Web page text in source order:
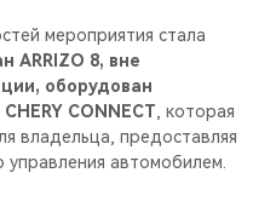
мероприятия стала
ARRIZO 8, вне
оборудован
CONNECT , которая
владельца, предоставляя
автомобилем.